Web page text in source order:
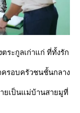
ะกูลเก่าแก่ ที่ทั้งรัก
ครอบครัวชนชั้นกลาง
ยเป็นแม่บ้านสายมูที่